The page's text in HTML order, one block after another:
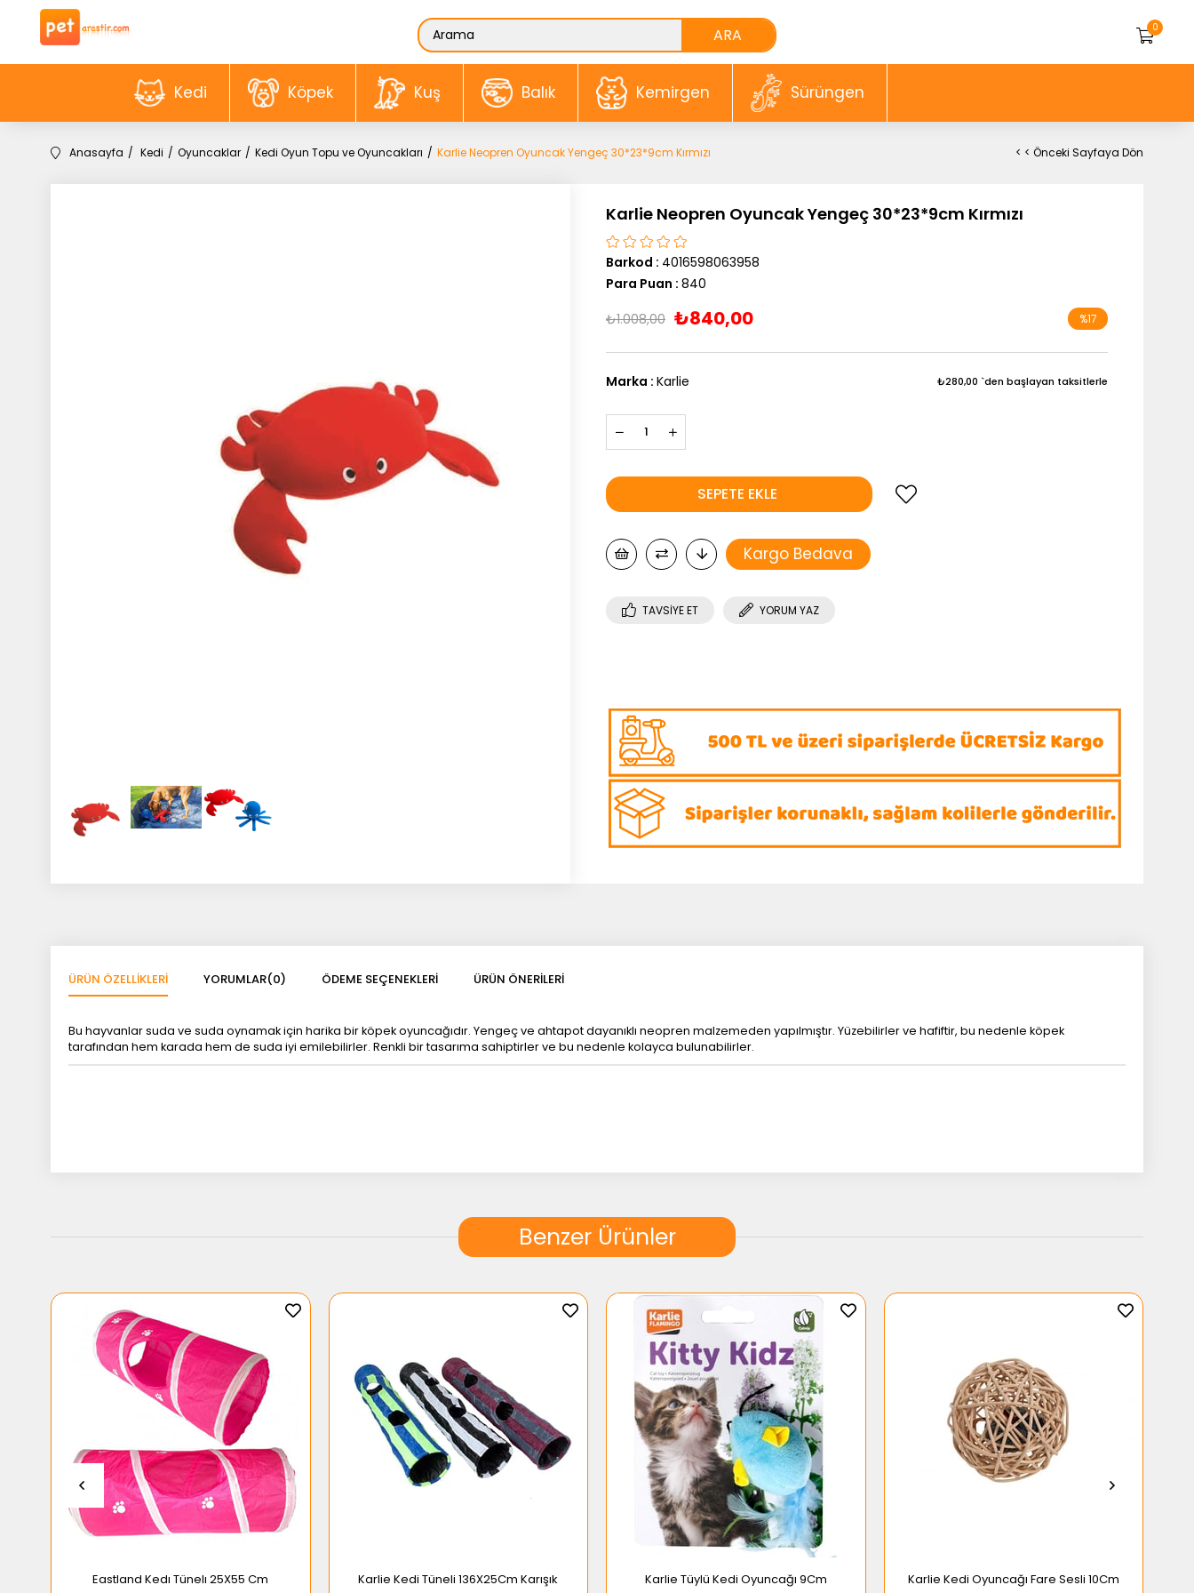
0
Kedi Köpek Kuş Balık Kemirgen Sürüngen
Anasayfa Kedi Oyuncaklar Kedi Oyun Topu ve Oyuncakları Karlie Neopren Oyuncak Yengeç 30*23*9cm Kırmızı < < Önceki Sayfaya Dön
Karlie Neopren Oyuncak Yengeç 30*23*9cm Kırmızı
Barkod : 4016598063958
Para Puan : 840
₺1.008,00 ₺840,00 %17
Marka : Karlie ₺280,00 `den başlayan taksitlerle
Kargo Bedava
TAVSIYE ET YORUM YAZ
ÜRÜN ÖZELLIKLERI YORUMLAR(0) ÖDEME SEÇENEKLERI ÜRÜN ÖNERILERI
Bu hayvanlar suda ve suda oynamak için harika bir köpek oyuncağıdır. Yengeç ve ahtapot dayanıklı neopren malzemeden yapılmıştır. Yüzebilirler ve hafiftir, bu nedenle köpek
tarafından hem karada hem de suda iyi emilebilirler. Renkli bir tasarıma sahiptirler ve bu nedenle kolayca bulunabilirler.
Benzer Ürünler
Eastland Kedı Tünelı 25X55 Cm
Karlie Kedi Tüneli 136X25Cm Karışık
Karlie Tüylü Kedi Oyuncağı 9Cm Karlie Kedi Oyuncağı Fare Sesli 10Cm